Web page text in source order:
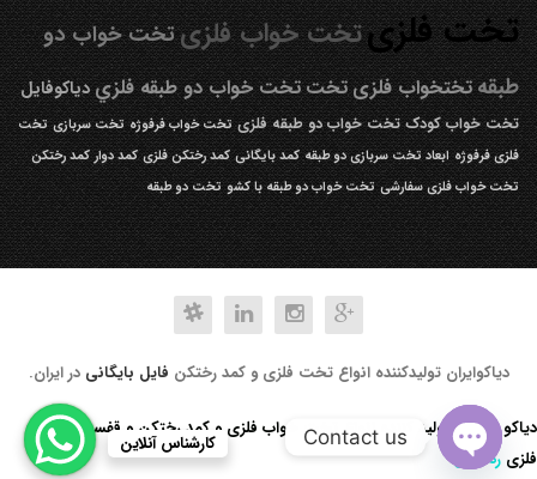
تخت فلزیتخت خواب فلزیتخت خواب دو
طبقه تختخواب فلزیتختتخت خواب دو طبقه فلزيدیاکوفایل
تخت خواب کودک تخت خواب دو طبقه فلزی تخت خواب فرفوژه تخت سربازی تخت
فلزی فرفوژه ابعاد تخت سربازی دو طبقه کمد بایگانی کمد رختکن فلزی کمد دوار کمد رختکن
تخت خواب فلزی سفارشی تخت خواب دو طبقه با کشو تخت دو طبقه
دیاکوایران تولیدکننده انواع تخت فلزی و کمد رختکن فایل بایگانی در ایران.
کارشناس آنلاین
دیاکو صنعت تولید کننده انواع تخت خواب فلزی و کمد رختکن و قفسه کتابخانه
فلزی رد کردن
Contact us